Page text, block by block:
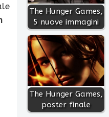
The Hunger Games,
5 nuove immagini
The Hunger Games,
poster finale